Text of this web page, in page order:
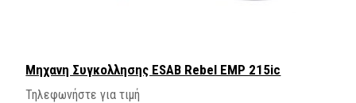
Μηχανη Συγκολλησης ESAB Rebel EMP 215ic
Τηλεφωνήστε για τιμή